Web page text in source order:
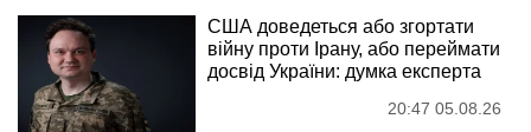
США доведеться або згортати
війну проти Ірану, або переймати
досвід України: думка експерта
20:47 05.08.26